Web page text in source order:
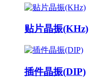
贴片晶振(KHz)
插件晶振(DIP)